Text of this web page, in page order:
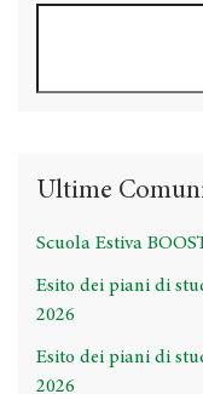
Ultime
Scuola Estiva
Esito dei piani di
2026
Esito dei piani di
2026